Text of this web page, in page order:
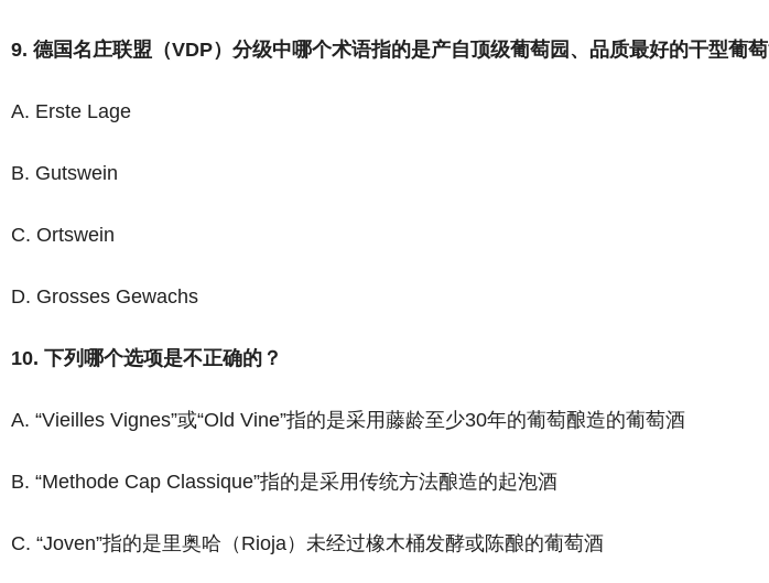
9. 德国名庄联盟（VDP）分级中哪个术语指的是产自顶级葡萄园、品质最好的干型葡萄
A. Erste Lage
B. Gutswein
C. Ortswein
D. Grosses Gewachs
10. 下列哪个选项是不正确的？
A. “Vieilles Vignes”或“Old Vine”指的是采用藤龄至少30年的葡萄酿造的葡萄酒
B. “Methode Cap Classique”指的是采用传统方法酿造的起泡酒
C. “Joven”指的是里奥哈（Rioja）未经过橡木桶发酵或陈酿的葡萄酒